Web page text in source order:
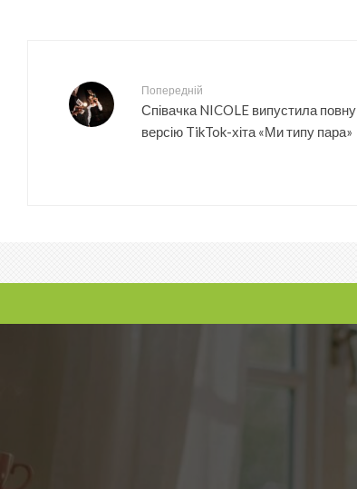
Попередній
Співачка NICOLE випустила повну
версію TikTok-хіта «Ми типу пара»